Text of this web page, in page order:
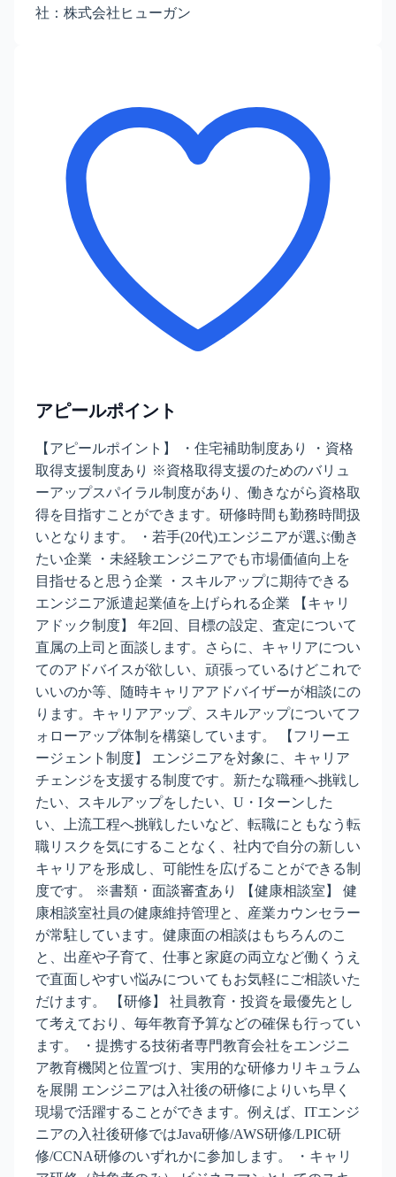
社：株式会社ヒューガン
アピールポイント
【アピールポイント】 ・住宅補助制度あり ・資格
取得支援制度あり ※資格取得支援のためのバリュ
ーアップスパイラル制度があり、働きながら資格取
得を目指すことができます。研修時間も勤務時間扱
いとなります。 ・若手(20代)エンジニアが選ぶ働き
たい企業 ・未経験エンジニアでも市場価値向上を
目指せると思う企業 ・スキルアップに期待できる
エンジニア派遣起業値を上げられる企業 【キャリ
アドック制度】 年2回、目標の設定、査定について
直属の上司と面談します。さらに、キャリアについ
てのアドバイスが欲しい、頑張っているけどこれで
いいのか等、随時キャリアアドバイザーが相談にの
ります。キャリアアップ、スキルアップについてフ
ォローアップ体制を構築しています。 【フリーエ
ージェント制度】 エンジニアを対象に、キャリア
チェンジを支援する制度です。新たな職種へ挑戦し
たい、スキルアップをしたい、U・Iターンした
い、上流工程へ挑戦したいなど、転職にともなう転
職リスクを気にすることなく、社内で自分の新しい
キャリアを形成し、可能性を広げることができる制
度です。 ※書類・面談審査あり 【健康相談室】 健
康相談室社員の健康維持管理と、産業カウンセラー
が常駐しています。健康面の相談はもちろんのこ
と、出産や子育て、仕事と家庭の両立など働くうえ
で直面しやすい悩みについてもお気軽にご相談いた
だけます。 【研修】 社員教育・投資を最優先とし
て考えており、毎年教育予算などの確保も行ってい
ます。 ・提携する技術者専門教育会社をエンジニ
ア教育機関と位置づけ、実用的な研修カリキュラム
を展開 エンジニアは入社後の研修によりいち早く
現場で活躍することができます。例えば、ITエンジ
ニアの入社後研修ではJava研修/AWS研修/LPIC研
修/CCNA研修のいずれかに参加します。 ・キャリ